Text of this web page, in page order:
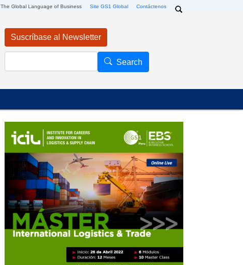
The Global Language of Business Site GS1 Global Contáctenos Search
Suscríbase al Newsletter
Search